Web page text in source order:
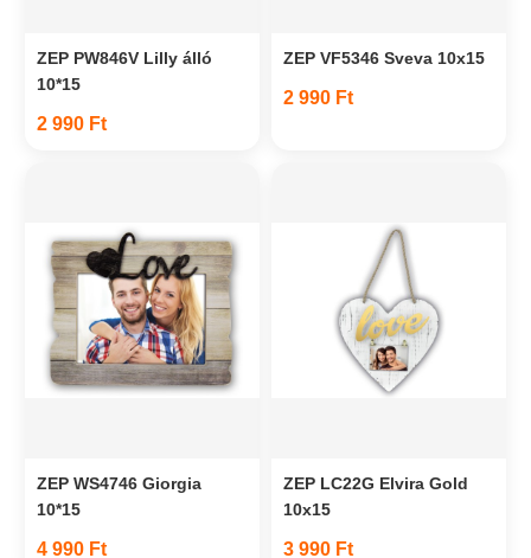
ZEP PW846V Lilly álló
10*15
2 990 Ft
ZEP VF5346 Sveva 10x15
2 990 Ft
ZEP WS4746 Giorgia
10*15
4 990 Ft
ZEP LC22G Elvira Gold
10x15
3 990 Ft